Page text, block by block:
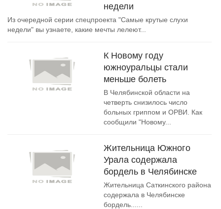
недели
Из очередной серии спецпроекта "Самые крутые слухи
недели" вы узнаете, какие мечты лелеют...
К Новому году
южноуральцы стали
меньше болеть
В Челябинской области на
четверть снизилось число
больных гриппом и ОРВИ. Как
сообщили "Новому...
Жительница Южного
Урала содержала
бордель в Челябинске
Жительница Саткинского района
содержала в Челябинске
бордель......